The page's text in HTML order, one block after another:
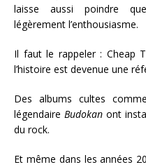
laisse aussi poindre
légèrement l’enthousiasme.
Il faut le rappeler : Cheap
l’histoire est devenue une
Des albums cultes
légendaire Budokanont
du rock.
Et même dans les années